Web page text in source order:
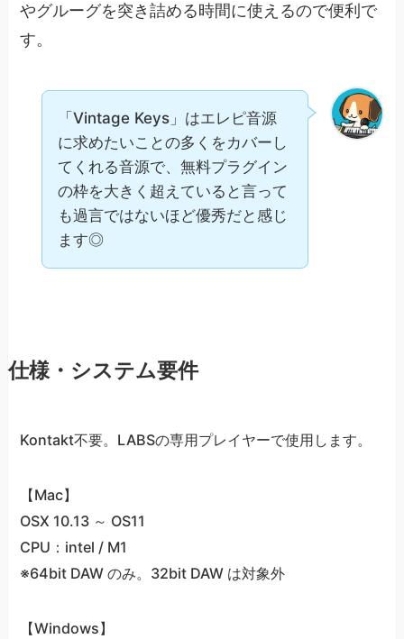
やグルーグを突き詰める時間に使えるので便利で
す。
「Vintage Keys」はエレピ音源
に求めたいことの多くをカバーし
てくれる音源で、無料プラグイン
の枠を大きく超えていると言って
も過言ではないほど優秀だと感じ
ます◎
仕様・システム要件
Kontakt不要。LABSの専用プレイヤーで使用します。
【Mac】
OSX 10.13 ～ OS11
CPU：intel / M1
※64bit DAW のみ。32bit DAW は対象外
【Windows】